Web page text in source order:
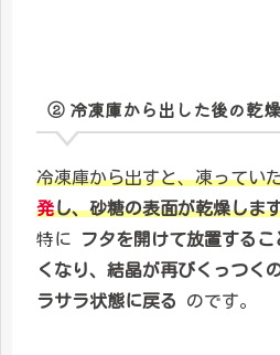
② 冷凍庫から出した後の乾
冷凍庫から出すと、凍ってい
発し、砂糖の表面が乾燥しま
特に
フタを開けて放置する
くなり、結晶が再びくっつく
ラサラ状態に戻る
のです。